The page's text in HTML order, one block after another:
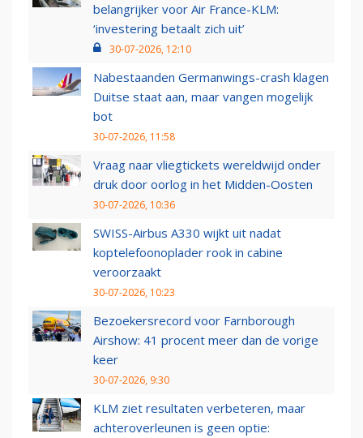
belangrijker voor Air France-KLM:
‘investering betaalt zich uit’
30-07-2026, 12:10
Nabestaanden Germanwings-crash klagen
Duitse staat aan, maar vangen mogelijk
bot
30-07-2026, 11:58
Vraag naar vliegtickets wereldwijd onder
druk door oorlog in het Midden-Oosten
30-07-2026, 10:36
SWISS-Airbus A330 wijkt uit nadat
koptelefoonoplader rook in cabine
veroorzaakt
30-07-2026, 10:23
Bezoekersrecord voor Farnborough
Airshow: 41 procent meer dan de vorige
keer
30-07-2026, 9:30
KLM ziet resultaten verbeteren, maar
achteroverleunen is geen optie: